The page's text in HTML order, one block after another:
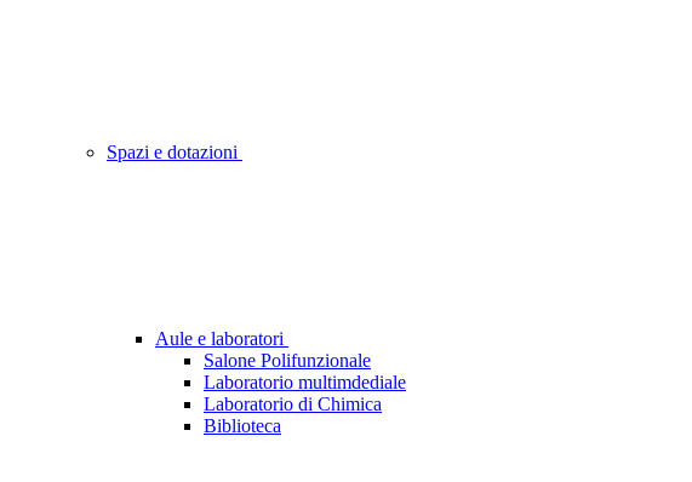
Spazi e dotazioni
Aule e laboratori
Salone Polifunzionale
Laboratorio multimdediale
Laboratorio di Chimica
Biblioteca